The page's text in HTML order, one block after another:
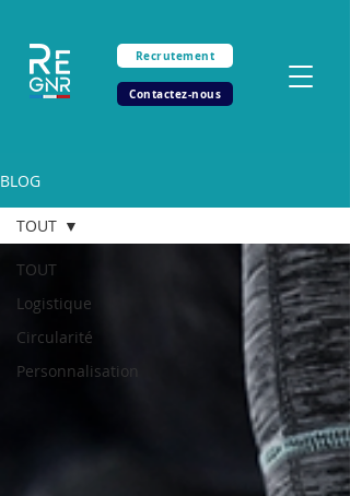
Recrutement
Contactez-nous
BLOG
TOUT
Logistique
Circularité
Personnalisation
TOUT